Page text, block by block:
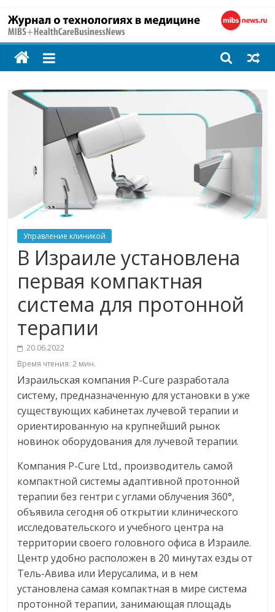
MIBS
+
Технологии
страже
Управление клиникой
В Израиле установлена
первая компактная
система для протонной
терапии
20.06.2022
Время чтения:2 мин.
Израильская компания P-Cure разработала
систему, предназначенную для установки в уже
существующих кабинетах лучевой терапии и
ориентированную на крупнейший рынок
новинок оборудования для лучевой терапии.
Компания P-Cure Ltd., производитель самой
компактной системы адаптивной протонной
терапии без гентри с углами облучения 360°,
объявила сегодня об открытии клинического
исследовательского и учебного центра на
территории своего головного офиса в Израиле.
Центр удобно расположен в 20 минутах езды от
Тель-Авива или Иерусалима, и в нем
установлена самая компактная в мире система
протонной терапии, занимающая площадь